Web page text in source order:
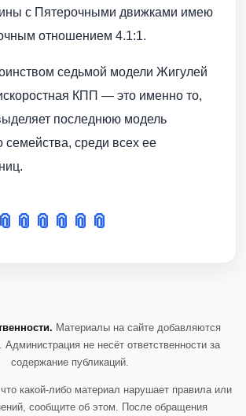
с Пятерочными движками имею
отношением 4.1:1.
седьмой модели Жигулей
КПП — это именно то,
последнюю модель
семейства, среди всех ее
📎 📎 📎 📎 📎 📎
Материалы на сайте добавляются
Администрация не несёт ответственности за
содержание публикаций.
какой-либо материал нарушает правила или
сообщите об этом. После обращения